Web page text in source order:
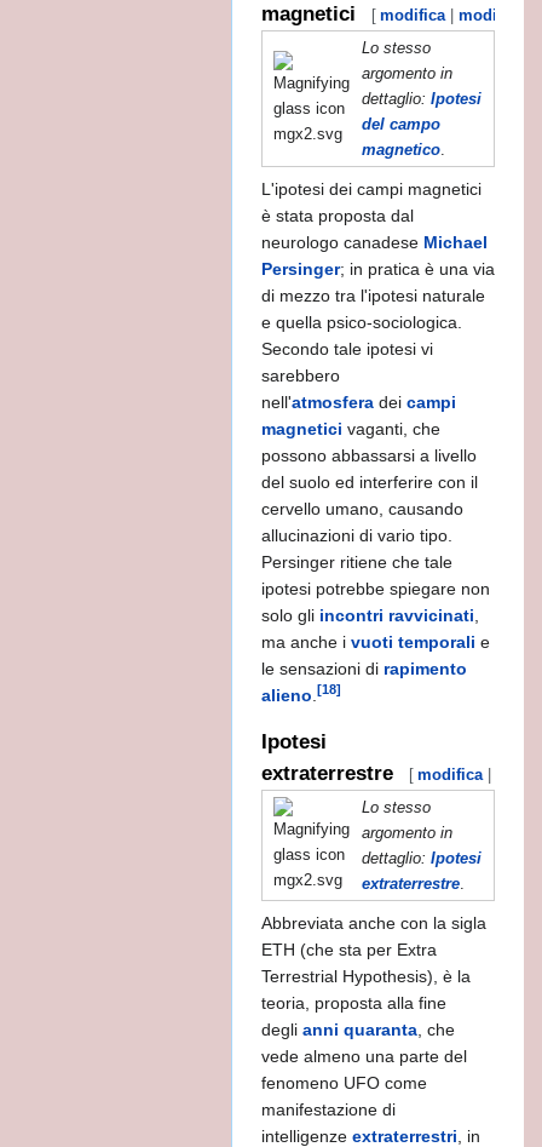
magnetici
[ modifica |modifica
Lo stesso
argomento in
dettaglio: Ipotesi
del campo
magnetico
L'ipotesi dei campi magnetici
è stata proposta dal
neurologo canadese Michael
Persinger; in pratica è una via
di mezzo tra l'ipotesi naturale
e quella psico-sociologica.
Secondo tale ipotesi vi
sarebbero
nell'atmosfera dei campi
magnetici vaganti, che
possono abbassarsi a livello
del suolo ed interferire con il
cervello umano, causando
allucinazioni di vario tipo.
Persinger ritiene che tale
ipotesi potrebbe spiegare non
solo gli incontri ravvicinati
ma anche i vuoti temporali e
le sensazioni di rapimento
alieno [18]
Ipotesi
extraterrestre
[ modifica|
Lo stesso
argomento in
dettaglio: Ipotesi
extraterrestre.
Abbreviata anche con la sigla
ETH (che sta per Extra
Terrestrial Hypothesis), è la
teoria, proposta alla fine
degli anni quaranta , che
vede almeno una parte del
fenomeno UFO come
manifestazione di
intelligenze extraterrestri , in